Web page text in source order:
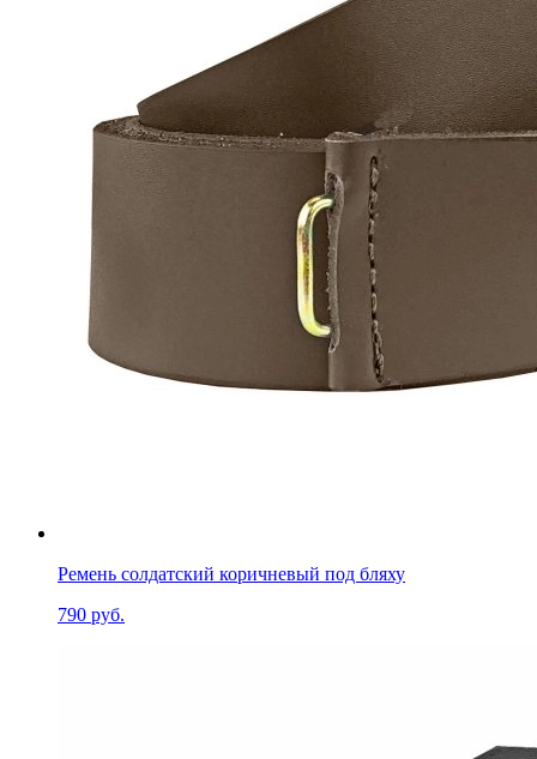
Ремень солдатский коричневый под бляху
790 руб.